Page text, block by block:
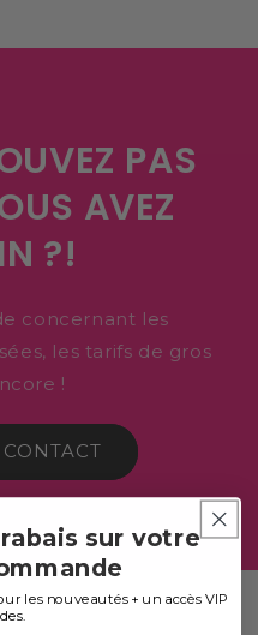
PAS
AVEZ
?!
concernant les
les tarifs de gros
!
sur votre
les nouveautés + un accès VIP